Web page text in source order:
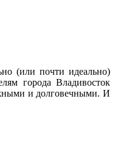
(или почти идеально)
города Владивосток
и долговечными. И